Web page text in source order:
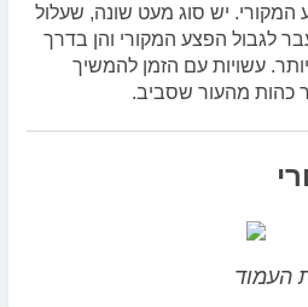
המקורי. יש סוג מעט שונה, שעלול
לגבול הפצע המקורי והן בדרך
עשויות עם הזמן להמשיך
כהות מהעור שסביב.
העמוד